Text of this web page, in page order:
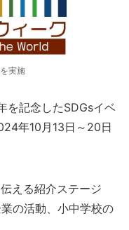
実施
を記念したSDGsイベ
年10月13日～20日
える紹介ステージ
の活動、小中学校の